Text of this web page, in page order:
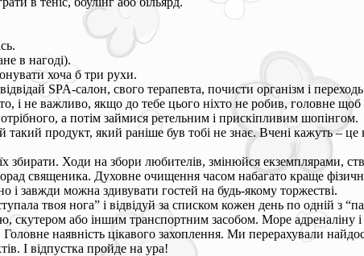
в нагоді).
хоча б три рухи.
SPA-салон, свого терапевта, почисти організм і
і не важливо, якщо до тебе цього ніхто не робив, головне
а потім займися ретельним і прискіпливим шопінгом.
продукт, який раніше був тобі не знає. Вчені кажуть – це
збирати. Ходи на збори любителів, змінюйся екземплярами,
священика. Духовне очищення часом набагато краще
завжди можна здивувати гостей на будь-якому торжестві.
твоя нога” і відвідуй за списком кожен день по одній з
скутером або іншим транспортним засобом. Море адреналіну і
Головне наявність цікавого захоплення. Ми перерахували
І відпустка пройде на ура!